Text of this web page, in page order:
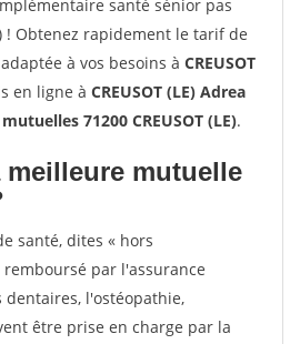
santé sénior pas
! Obtenez rapidement le tarif de
à vos besoins à CREUSOT
en ligne à CREUSOT (LE) Adrea
71200 CREUSOT (LE).
meilleure mutuelle
santé, dites « hors
par l'assurance
l'ostéopathie,
être prise en charge par la